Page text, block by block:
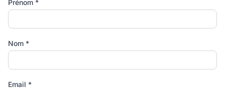
Prénom *
Nom *
Email *